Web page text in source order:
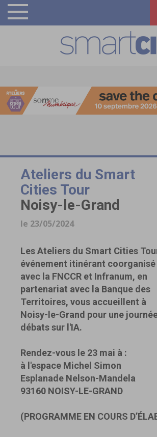
Ateliers du Smart
Cities Tour
Noisy-le-Grand
le 23/05/2024
Les Ateliers du Smart Cities
événement itinérant coorganisé
avec la FNCCR et Infranum, en
partenariat avec la Banque des
Territoires, vous accueillent à
Noisy-le-Grand pour une
débats sur l'IA.
Rendez-vous le 23 mai à :
à l'espace Michel Simon
Esplanade Nelson-Mandela
93160 NOISY-LE-GRAND
(PROGRAMME EN COURS